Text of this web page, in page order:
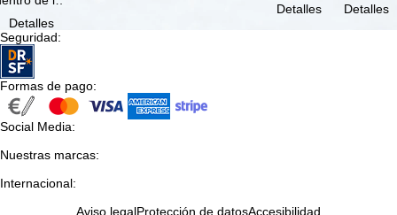
a
reserva, …
Detalles
más grande
Detalles
de viaje
Detalles
Seguridad:
Formas de pago:
Social Media:
Nuestras marcas:
Internacional:
Aviso legalProtección de datosAccesibilidad